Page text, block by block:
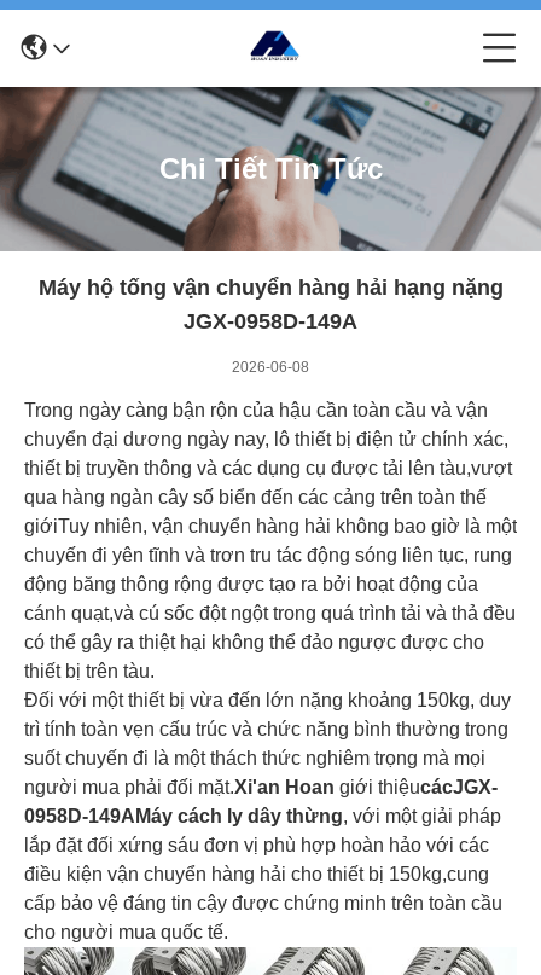
Chi Tiết Tin Tức
Máy hộ tống vận chuyển hàng hải hạng nặng
JGX-0958D-149A
2026-06-08
Trong ngày càng bận rộn của hậu cần toàn cầu và vận
chuyển đại dương ngày nay, lô thiết bị điện tử chính xác,
thiết bị truyền thông và các dụng cụ được tải lên tàu,vượt
qua hàng ngàn cây số biển đến các cảng trên toàn thế
giớiTuy nhiên, vận chuyển hàng hải không bao giờ là một
chuyến đi yên tĩnh và trơn tru tác động sóng liên tục, rung
động băng thông rộng được tạo ra bởi hoạt động của
cánh quạt,và cú sốc đột ngột trong quá trình tải và thả đều
có thể gây ra thiệt hại không thể đảo ngược được cho
thiết bị trên tàu.
Đối với một thiết bị vừa đến lớn nặng khoảng 150kg, duy
trì tính toàn vẹn cấu trúc và chức năng bình thường trong
suốt chuyến đi là một thách thức nghiêm trọng mà mọi
người mua phải đối mặt.Xi'an Hoan giới thiệucácJGX-
0958D-149A Máy cách ly dây thừng, với một giải pháp
lắp đặt đối xứng sáu đơn vị phù hợp hoàn hảo với các
điều kiện vận chuyển hàng hải cho thiết bị 150kg,cung
cấp bảo vệ đáng tin cậy được chứng minh trên toàn cầu
cho người mua quốc tế.